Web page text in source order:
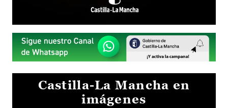
Castilla-La Mancha en
imágenes